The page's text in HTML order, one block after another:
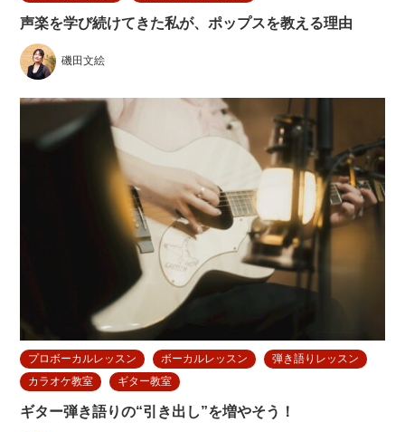
声楽を学び続けてきた私が、ポップスを教える理由
磯田文絵
プロボーカルレッスン ボーカルレッスン
弾き語りレッスン
カラオケ教室
ギター教室
ギター弾き語りの“引き出し”を増やそう！